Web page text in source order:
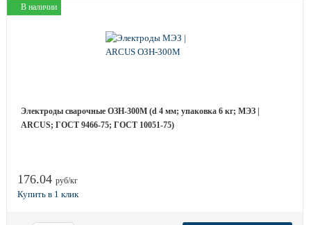
В наличии
Электроды сварочные ОЗН-300М (d 4 мм; упаковка 6 кг; МЭЗ |
ARCUS; ГОСТ 9466-75; ГОСТ 10051-75)
176.04 руб/кг